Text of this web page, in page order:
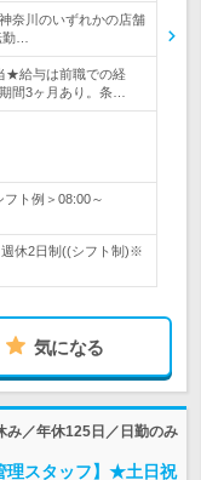
奈川のいずれかの店舗
…
★給与は前職での経
間3ヶ月あり。条…
ト例＞08:00～
週休2日制((シフト制)※
気になる
み／年休125日／日勤のみ
理スタッフ】★土日祝